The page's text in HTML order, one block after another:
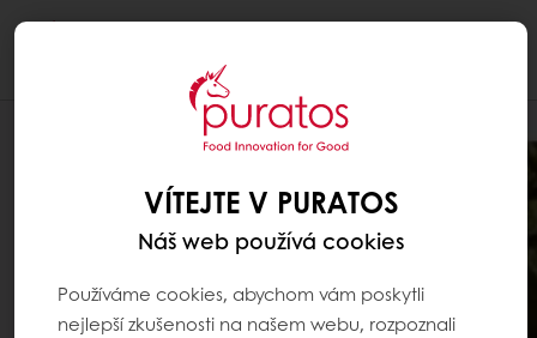
VÍTEJTE V PURATOS
Náš web používá cookies
Používáme cookies, abychom vám poskytli
nejlepší zkušenosti na našem webu, rozpoznali